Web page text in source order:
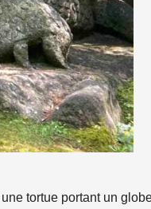
tortue portant un